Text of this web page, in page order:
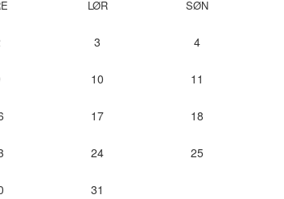
LØR SØN
3 4
10 11
17 18
24 25
31